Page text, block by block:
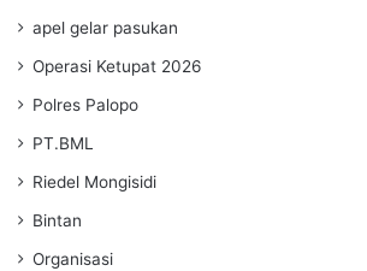
apel gelar pasukan
Operasi Ketupat 2026
Polres Palopo
PT.BML
Riedel Mongisidi
Bintan
Organisasi